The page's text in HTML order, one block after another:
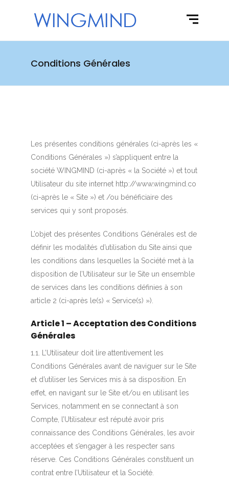
Conditions Générales
Les présentes conditions générales (ci-après les «
Conditions Générales ») s’appliquent entre la
société WINGMIND (ci-après « la Société ») et tout
Utilisateur du site internet http://www.wingmind.co
(ci-après le « Site ») et /ou bénéficiaire des
services qui y sont proposés.
L’objet des présentes Conditions Générales est de
définir les modalités d’utilisation du Site ainsi que
les conditions dans lesquelles la Société met à la
disposition de l’Utilisateur sur le Site un ensemble
de services dans les conditions définies à son
article 2 (ci-après le(s) « Service(s) »).
Article 1 – Acceptation des Conditions
Générales
1.1. L’Utilisateur doit lire attentivement les
Conditions Générales avant de naviguer sur le Site
et d’utiliser les Services mis à sa disposition. En
effet, en navigant sur le Site et/ou en utilisant les
Services, notamment en se connectant à son
Compte, l’Utilisateur est réputé avoir pris
connaissance des Conditions Générales, les avoir
acceptées et s’engager à les respecter sans
réserve. Ces Conditions Générales constituent un
contrat entre l’Utilisateur et la Société.